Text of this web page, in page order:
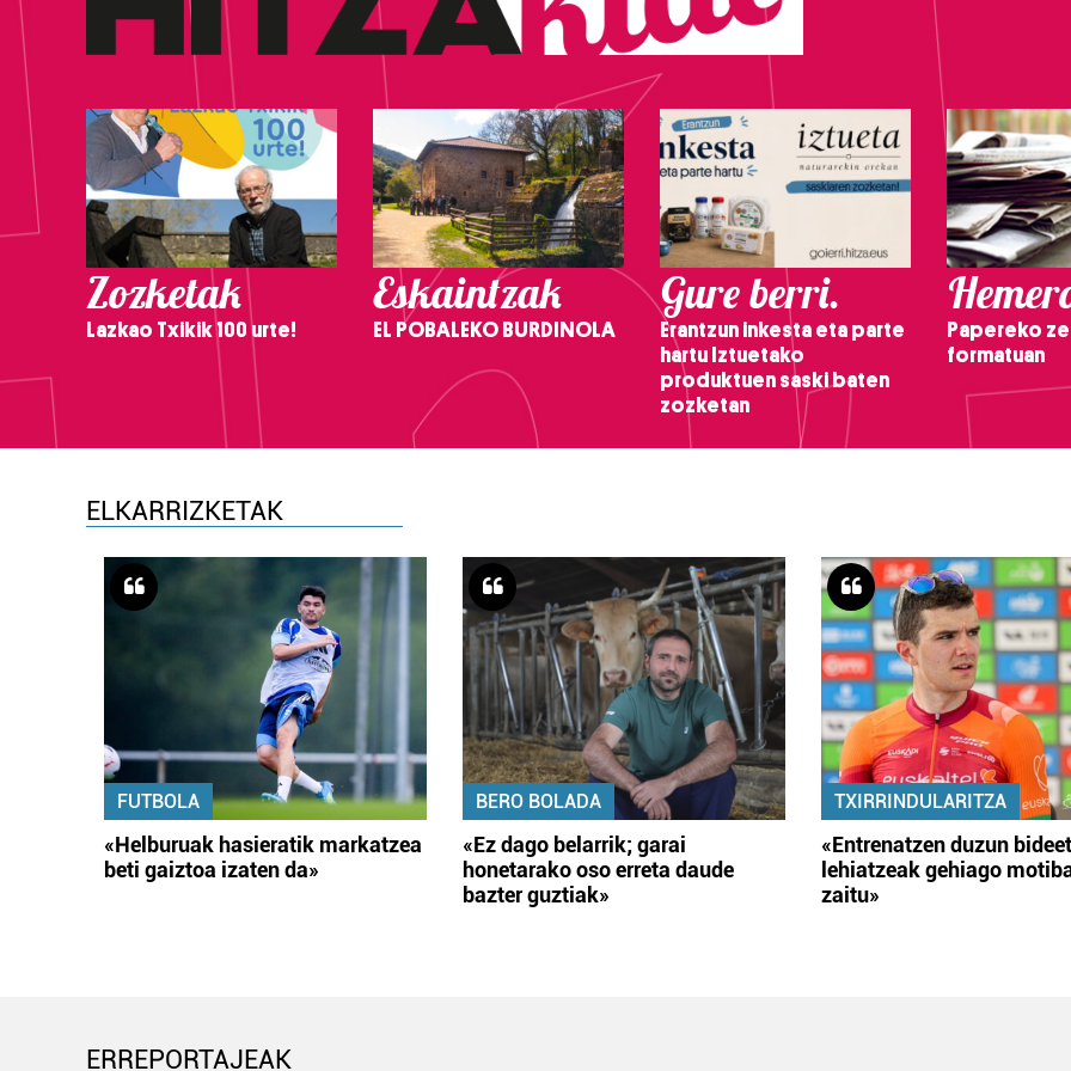
Zozketak
Lazkao Txikik 100 urte!
Eskaintzak
EL POBALEKO BURDINOLA
Gure berri.
Erantzun inkesta eta parte
hartu Iztuetako
produktuen saski baten
zozketan
Papereko
formatuan
ELKARRIZKETAK
FUTBOLA
«Helburuak hasieratik markatzea
beti gaiztoa izaten da»
BERO BOLADA
«Ez dago belarrik; garai
honetarako oso erreta daude
bazter guztiak»
TXIRRINDULARITZA
«Entrenatzen duzun
lehiatzeak gehiago
zaitu»
ERREPORTAJEAK